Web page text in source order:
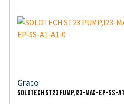
Graco
SOLOTECH ST23 PUMP,I23-MAC-EP-SS-